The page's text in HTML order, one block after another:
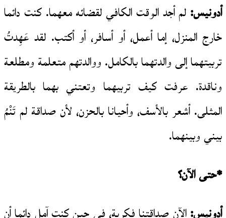
أدونيس:لم أجد الوقت الكافي لقضائه معهما. كنت دائما
خارج المنزل، إما أعمل، أو أسافر، أو أكتب. لقد عَهِدتُ
تربيتهما إلى والدتهما بالكامل. ووالدتهم متعلمة ومطلعة
وناقدة. عرفت كيف تربيهما وتعتني بهما بالطريقة
المثلى. أشعر بالأسف، وأحيانا بالحزن، لأن صداقة لم تَنْمُ
بيني وبينهما.
*حتى الآن؟